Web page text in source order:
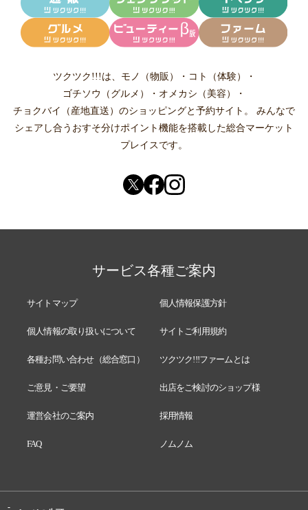
ツクツク!!!は、 モノ（物販） ・ コト（体験）
・
ゴチソウ（グルメ）
・ オメカシ（美容）
・
チョクバイ（産地直送） のショッピングと予約サイト。
みんなで
シェアし合う おすそ分けポイント機能を搭載した総合マーケット
プレイスです。
サービス各種ご案内
サイトマップ 個人情報保護方針
個人情報の取り扱いについて サイトご利用規約
各種お問い合わせ（総合窓口） ツクツク!!!ファームとは
ご意見・ご要望 出店をご検討のショップ様
運営会社のご案内 採用情報
FAQ ノムノム
-